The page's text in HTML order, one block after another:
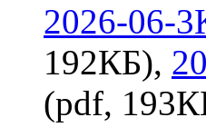
2026-06-
192КБ),
(pdf,